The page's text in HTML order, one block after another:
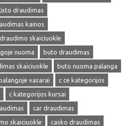
draudimas
kainos
skaiciuokle
nuoma
buto draudimas
skaiciuokle
buto nuoma palanga
vasarai
c ce kategorijos
c kategorijos kursai
car draudimas
skaiciuokle
casko draudimas